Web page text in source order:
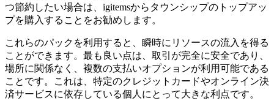
つ節約したい場合は、igitemsからタウンシップのトップアッ
プを購入することをお勧めします。
これらのパックを利用すると、瞬時にリソースの流入を得る
ことができます。最も良い点は、取引が完全に安全であり、
場所に関係なく、複数の支払いオプションが利用可能である
ことです。これは、特定のクレジットカードやオンライン決
済サービスに依存している個人にとって大きな利点です。